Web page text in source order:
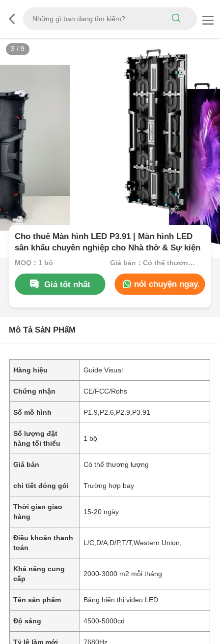
3 / 9
Cho thuê Màn hình LED P3.91 | Màn hình LED
sân khấu chuyên nghiệp cho Nhà thờ & Sự kiện
MOQ：1 bộ Giá bán：Có thể thương lượng
Giá tốt nhất nói chuyện ngay.
Mô Tả SảN PHẩM
Hàng hiệu Guide Visual
Chứng nhận CE/FCC/Rohs
Số mô hình P1.9,P2.6,P2.9,P3.91
Số lượng đặt
hàng tối thiểu
1 bộ
Giá bán Có thể thương lượng
chi tiết đóng gói Trường hợp bay
Thời gian giao
hàng
15-20 ngày
Điều khoản thanh
toán
L/C,D/A,D/P,T/T,Western Union,
Khả năng cung
cấp
2000-3000 m2 mỗi tháng
Tên sản phẩm Bảng hiển thị video LED
Độ sáng 4500-5000cd
Tỷ lệ làm mới 7680Hz